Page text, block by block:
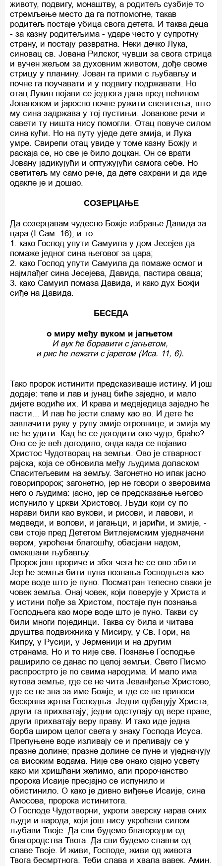
животу, подвигу, монаштву, а родитељ сузбије то
стремљење место да га потпомогне, такав
родитељ постаје убица свога детета. И таква деца
- за казну родитељима - ударе често у супротну
страну, и постају развратна. Неки дечко Лука,
синовац св. Јована Рилског, чувши за свога стрица
и вучен жељом за духовним животом, дође своме
стрицу у планину. Јован га прими с љубављу и
почне га поучавати и у подвигу подржавати. Но
отац Лукин појави се једнога дана пред пећином
Јовановом и јаросно почне ружити светитеља, што
му сина задржава у тој пустињи. Јованове речи и
савети ту ништа нису помогли. Отац повуче силом
сина кући. Но на путу уједе дете змија, и Лука
умре. Свирепи отац увиде у томе казну Божју и
раскаја се, но све је било доцкан. Он се врати
Јовану јадикујући и оптужујући самога себе. Но
светитељ му само рече, да дете сахрани и да иде
одакле је и дошао.
СОЗЕРЦАЊЕ
Да созерцавам чудесно Божје избрање Давида за
цара (I Сам. 16), и то:
1. како Господ упути Самуила у дом Јесејев да
помаже једног сина његовог за цара;
2. како Господ упути Самуила да помаже осмог и
најмлађег сина Јесејева, Давида, пастира оваца;
3. како Самуил помаза Давида, и како дух Божји
сиђе на Давида.
БЕСЕДА
о миру међу вуком и јагњетом
И вук ће боравити с јагњетом,
и рис ће лежати с јаретом (Иса. 11, 6).
Тако пророк истинити предсказиваше истину. И још
додаје: теле и лав и јунац биће заједно, и мало
дијете водиће их. И крава и медвједица заједно ће
пасти... И лав ће јести сламу као во. И дете ће
завлачити руку у рупу змије отровнице, и змија му
не ће удити. Кад ће се догодити ово чудо, браћо?
Оно се је већ догодило, онда када се појавио
Христос Чудотворац на земљи. Ово је стварност
рајска, која се обновила међу људима доласком
Спаситељевим на земљу. Загонетно но ипак јасно
говорипророк; загонетно, јер не говори о зверовима
него о људима: јасно, јер се предсказање његово
испунило у цркви Христовој. Људи који су по
нарави били као вукови, и рисови, и лавови, и
медведи, и волови, и јагањци, и јарићи, и змије, -
сви стоје пред Дететом Витлејемским уједначени
вером, укроћени благошћу, обасјани надом,
омекшани љубављу.
Пророк још прориче и због чега ће се ово збити.
Јер ће земља бити пуна познања Господњега као
море воде што је пуно. Посматран телесно сваки је
човек земља. Онај човек, који поверује у Христа и
у истини пође за Христом, постаје пун познања
Господњега као море воде што је пуно. Такви су
били многи појединци. Таква су била и читава
друштва подвижника у Мисиру, у Св. Гори, на
Кипру, у Русији, у Јерменији и на другим
странама. Но и то није све. Познање Господње
раширило се данас по целој земљи. Свето Писмо
распрострто је по свима народима. И мало има
кутова земље, где се не чита Јеванђеље Христово,
где се не зна за име Божје, и где се не приноси
бескрвна жртва Господња. Једни одбацују Христа,
други га прихватају; једни одступају од вере праве,
други прихватају веру праву. И тако иде једна
борба широм целог света у знаку Господа Исуса.
Препуњене воде изливају се и преливају се у
празне долине; празне долине се пуне и уједначују
са високим водама. Није све онако сјајно усвету
како ми хришћани желимо, али пророчанство
пророка Исаије пресјајно се испунило и
обистинило. О како је дивно виђење Исаије, сина
Амосова, пророка истинитога.
О Господе Чудотворни, укроти зверску нарав оних
људи и народа, који још нису укроћени силом
љубави Твоје. Да сви будемо благородни од
благородства Твога. Да сви будемо славни од
славе Твоје. И живи, Господе, живи од живота
Твога бесмртнога. Теби слава и хвала вавек. Амин.